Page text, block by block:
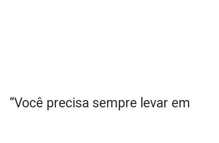
“Você precisa sempre levar em